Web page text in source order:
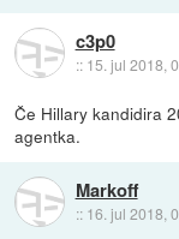
c3p0
:: 15. jul 2018,
Če Hillary kandidira
agentka.
Markoff
:: 16. jul 2018,